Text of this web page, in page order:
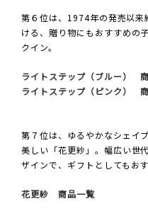
第６位は、1974年の発売以
ける、贈り物にもおすすめの
クイン。
ライトステップ（ブルー）
ライトステップ（ピンク）
第７位は、ゆるやかなシェイ
美しい「花更紗」。幅広い世
ザインで、ギフトとしてもおす
花更紗 商品一覧